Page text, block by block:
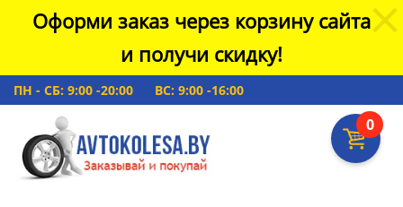
Оформи заказ через корзину сайта
и получи скидку!
ПН - СБ: 9:00 -20:00 ВС: 9:00 -16:00
0